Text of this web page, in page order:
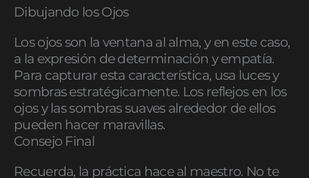
Dibujando los Ojos
Los ojos son la ventana al alma, y en este caso,
a la expresión de determinación y empatía.
Para capturar esta característica, usa luces y
sombras estratégicamente. Los reflejos en los
ojos y las sombras suaves alrededor de ellos
pueden hacer maravillas.
Consejo Final
Recuerda, la práctica hace al maestro. No te